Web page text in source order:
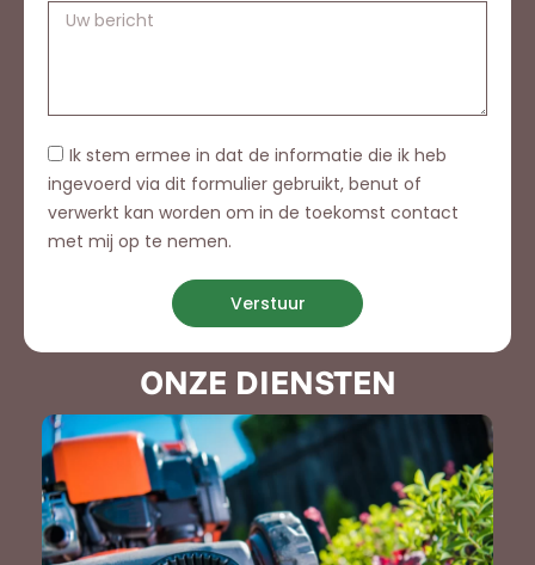
Ik stem ermee in dat de informatie die ik heb
ingevoerd via dit formulier gebruikt, benut of
verwerkt kan worden om in de toekomst contact
met mij op te nemen.
Verstuur
ONZE DIENSTEN